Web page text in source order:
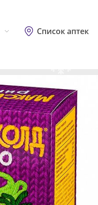
Список аптек